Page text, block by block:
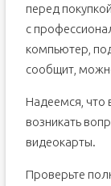
перед
с
компьютер,
сообщит,
Надеемся, что
возникать
видеокарты.
Проверьте